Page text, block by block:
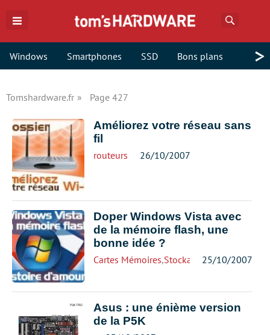
Windows Smartphones SSD Bons plans >
Tomshardware.fr Page 427
Améliorez votre réseau sans
fil
routeurs 26/10/2007
Doper Windows Vista avec
de la mémoire flash, une
bonne idée ?
Cartes Mémoires,Stockage ,Système
25/10/2007
Asus : une énième version
de la P5K